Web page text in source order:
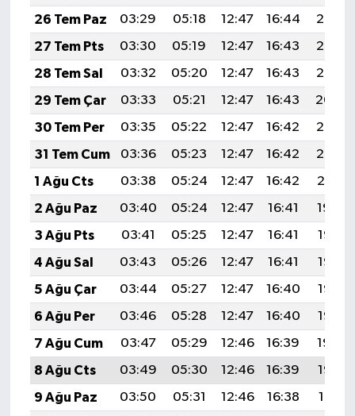
26 Tem Paz
03:29 05:18 12:47 16:44
20:07
27 Tem Pts
03:30 05:19 12:47 16:43
20:06
28 Tem Sal
03:32 05:20 12:47 16:43
20:05
29 Tem Çar
03:33 05:21 12:47 16:43
20:04
30 Tem Per
03:35 05:22 12:47 16:42
20:03
31 Tem Cum
03:36 05:23 12:47 16:42
20:02
1 Ağu Cts
03:38 05:24 12:47 16:42
20:01
2 Ağu Paz
03:40 05:24 12:47 16:41
19:59
3 Ağu Pts
03:41 05:25 12:47 16:41
19:58
4 Ağu Sal
03:43 05:26 12:47 16:41
19:57
5 Ağu Çar
03:44 05:27 12:47 16:40
19:56
6 Ağu Per
03:46 05:28 12:47 16:40
19:55
7 Ağu Cum
03:47 05:29 12:46 16:39
19:54
8 Ağu Cts
03:49 05:30 12:46 16:39
19:52
9 Ağu Paz
03:50 05:31 12:46 16:38
19:51